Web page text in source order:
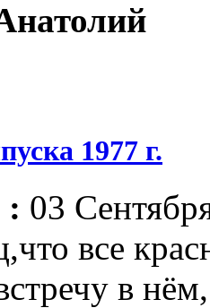
1977 г.
: 03
все
в